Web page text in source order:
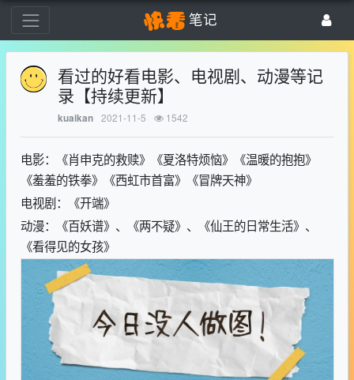
笔记
看过的好看电影、电视剧、动漫等记
录【持续更新】
kuaikan 2021-11-5 1542
电影：《肖申克的救赎》《夏洛特烦恼》《温暖的抱抱》
《羞羞的铁拳》《西虹市首富》《冒牌天神》
电视剧：《开端》
动漫：《百妖谱》、《两不疑》、《仙王的日常生活》、
《看得见的女孩》